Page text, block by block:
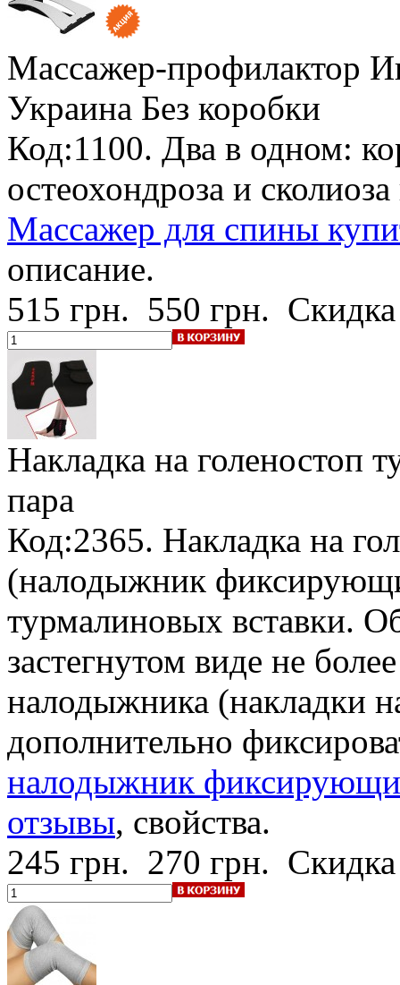
Массажер-профилактор
Украина Без коробки
Код:1100. Два в одном:
остеохондроза и
Массажер для спины
описание.
515 грн. 550 грн.
Накладка на голеностоп
пара
Код:2365. Накладка на
(налодыжник
турмалиновых вставки.
застегнутом виде не
налодыжника (накладки
дополнительно
налодыжник
отзывы, свойства.
245 грн. 270 грн.